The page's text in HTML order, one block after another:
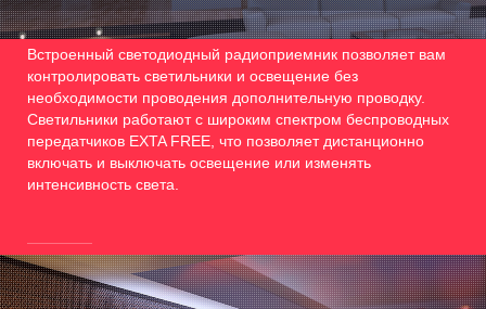
Встроенный светодиодный радиоприемник позволяет вам
контролировать светильники и освещение без
необходимости проводения дополнительную проводку.
Светильники работают с широким спектром беспроводных
передатчиков EXTA FREE, что позволяет дистанционно
включать и выключать освещение или изменять
интенсивность света.